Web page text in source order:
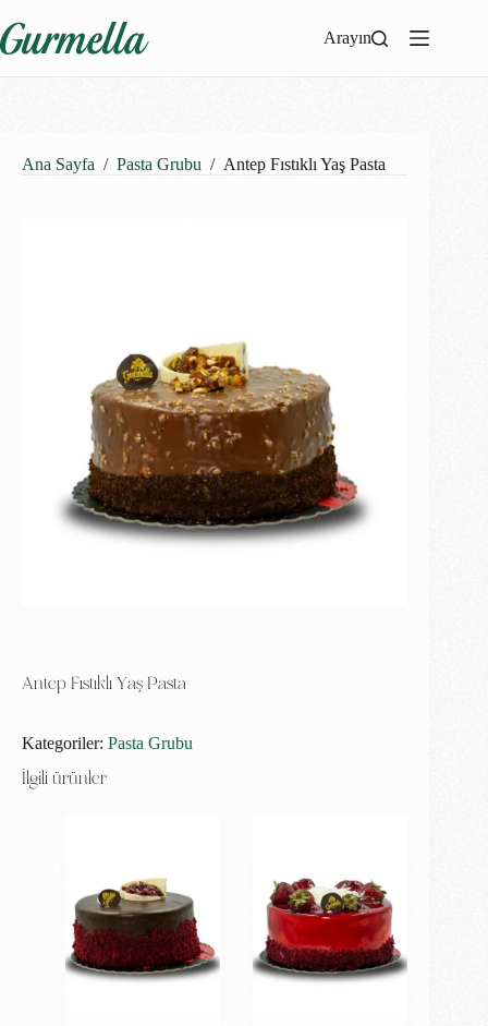
Arayın
Ana Sayfa / Pasta Grubu / Antep Fıstıklı Yaş Pasta
Antep Fıstıklı Yaş Pasta
Kategoriler: Pasta Grubu
İlgili ürünler